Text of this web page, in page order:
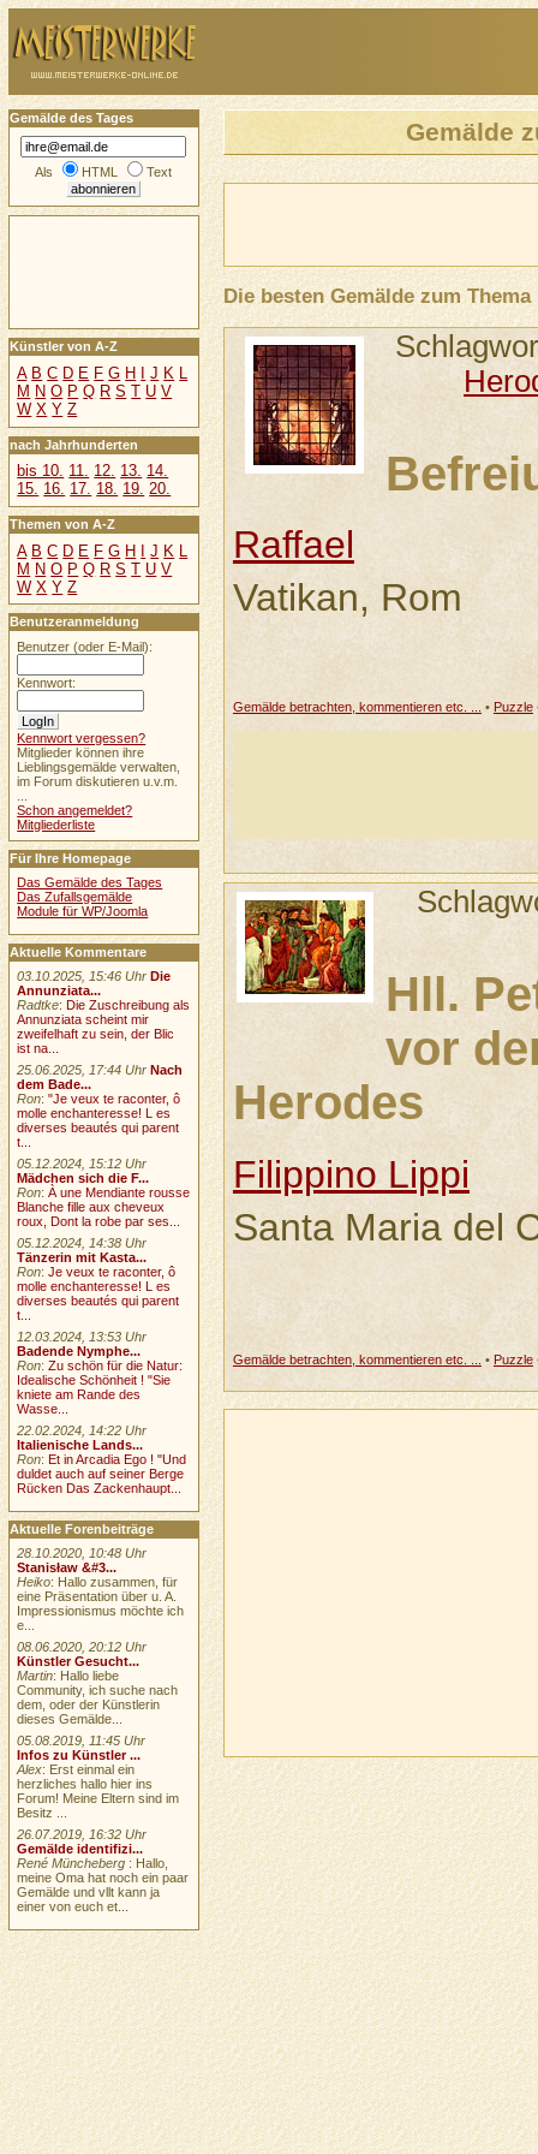
Gemälde
Die besten Gemälde zum Thema
Raffael
Vatikan, Rom
Gemälde betrachten, kommentieren etc. ... • Puzzle
Hll.
vor
Herodes
Filippino Lippi
Santa Maria del
Gemälde betrachten, kommentieren etc. ... • Puzzle
Gemälde des Tages
Als HTML Text
Künstler von A-Z
A B C D E F G H J K L
M N O P Q R S T U V
W X Y Z
nach Jahrhunderten
bis 10. 11. 12. 13. 14.
15. 16. 17. 18. 19. 20.
Themen von A-Z
A B C D E F G H I J K L
M N O P Q R S T U V
W X Y Z
Benutzeranmeldung
Benutzer (oder E-Mail):
Kennwort:
Kennwort vergessen?
Mitglieder können ihre
Lieblingsgemälde verwalten,
im Forum diskutieren u.v.m.
Schon angemeldet?
Mitgliederliste
Für Ihre Homepage
Das Gemälde des Tages
Das Zufallsgemälde
Module für WP/Joomla
Aktuelle Kommentare
03.10.2025, 15:46 Uhr Die
Annunziata...
Radtke: Die Zuschreibung als
Annunziata scheint mir
zweifelhaft zu sein, der Blic
ist na...
25.06.2025, 17:44 Uhr Nach
dem Bade...
Ron:"Je veux te raconter, ô
molle enchanteresse! L es
diverses beautés qui parent
t...
05.12.2024, 15:12 Uhr
Mädchen sich die F...
Ron:À une Mendiante rousse
Blanche fille aux cheveux
roux, Dont la robe par ses...
05.12.2024, 14:38 Uhr
Tänzerin mit Kasta...
Ron:Je veux te raconter, ô
molle enchanteresse! L es
diverses beautés qui parent
t...
12.03.2024, 13:53 Uhr
Badende Nymphe...
Ron:Zu schön für die Natur:
Idealische Schönheit ! "Sie
kniete am Rande des
Wasse...
22.02.2024, 14:22 Uhr
Italienische Lands...
Ron:Et in Arcadia Ego ! "Und
duldet auch auf seiner Berge
Rücken Das Zackenhaupt...
Aktuelle Forenbeiträge
28.10.2020, 10:48 Uhr
Stanisław &#3...
Heiko: Hallo zusammen, für
eine Präsentation über u. A.
Impressionismus möchte ich
e...
08.06.2020, 20:12 Uhr
Künstler Gesucht...
Martin: Hallo liebe
Community, ich suche nach
dem, oder der Künstlerin
dieses Gemälde...
05.08.2019, 11:45 Uhr
Infos zu Künstler ...
Alex: Erst einmal ein
herzliches hallo hier ins
Forum! Meine Eltern sind im
Besitz ...
26.07.2019, 16:32 Uhr
Gemälde identifizi...
René Müncheberg : Hallo,
meine Oma hat noch ein paar
Gemälde und vllt kann ja
einer von euch et...